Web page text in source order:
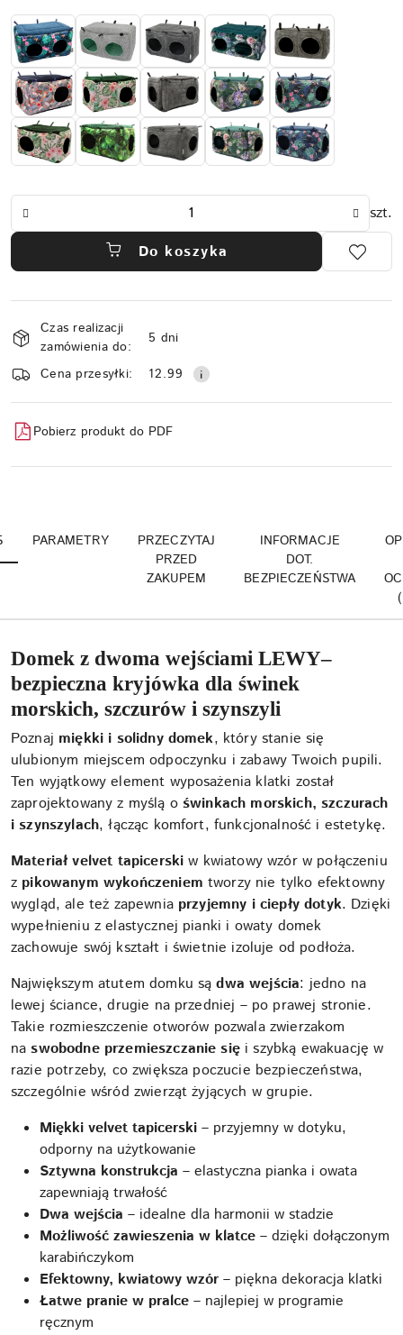
Ilość
szt.
Do koszyka
i
dostawa
Czas realizacji
zamówienia do:
5 dni
Cena przesyłki:
12.99
Pobierz produkt do PDF
PARAMETRY
PRZECZYTAJ
PRZED
ZAKUPEM
INFORMACJE
DOT.
BEZPIECZEŃSTWA
Domek z dwoma wejściami LEWY–
bezpieczna kryjówka dla świnek
morskich, szczurów i szynszyli
Poznaj miękki i solidny domek, który stanie się
ulubionym miejscem odpoczynku i zabawy Twoich pupili.
Ten wyjątkowy element wyposażenia klatki został
zaprojektowany z myślą oświnkach morskich, szczurach
i szynszylach, łącząc komfort, funkcjonalność i estetykę.
Materiał velvet tapicerski w kwiatowy wzór w połączeniu
z pikowanym wykończeniem tworzy nie tylko efektowny
wygląd, ale też zapewnia przyjemny i ciepły dotyk. Dzięki
wypełnieniu z elastycznej pianki i owaty domek
zachowuje swój kształt i świetnie izoluje od podłoża.
Największym atutem domku sądwa wejścia: jedno na
lewej ściance, drugie na przedniej – po prawej stronie.
Takie rozmieszczenie otworów pozwala zwierzakom
naswobodne przemieszczanie sięi szybką ewakuację w
razie potrzeby, co zwiększa poczucie bezpieczeństwa,
szczególnie wśród zwierząt żyjących w grupie.
Miękki velvet tapicerski – przyjemny w dotyku,
odporny na użytkowanie
Sztywna konstrukcja – elastyczna pianka i owata
zapewniają trwałość
Dwa wejścia – idealne dla harmonii w stadzie
Możliwość zawieszenia w klatce – dzięki dołączonym
karabińczykom
Efektowny, kwiatowy wzór – piękna dekoracja klatki
Łatwe pranie w pralce – najlepiej w programie
ręcznym